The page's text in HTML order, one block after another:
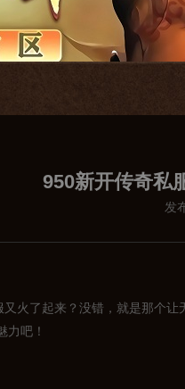
950新开传奇私
发
火了起来？没错，就是那个
力吧！